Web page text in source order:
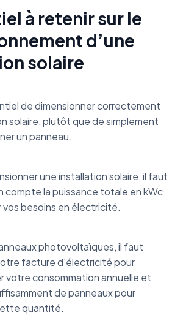
à retenir sur le
d’une
solaire
de dimensionner correctement
solaire, plutôt que de simplement
un panneau.
une installation solaire, il faut
compte la puissance totale en kWc
vos besoins en électricité.
photovoltaïques, il faut
facture d'électricité pour
votre consommation annuelle et
de panneaux pour
quantité.
solaires thermiques ?
nécessaire pour une
?
photovoltaïque offre le
?
un parc de batteries